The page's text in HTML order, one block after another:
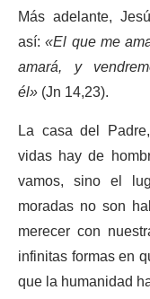
Más adelante,
así:«El que me
amará, y
él»(Jn 14,23).
La casa del
vidas hay de
vamos, sino el
moradas no son
merecer con
infinitas formas en
que la humanidad